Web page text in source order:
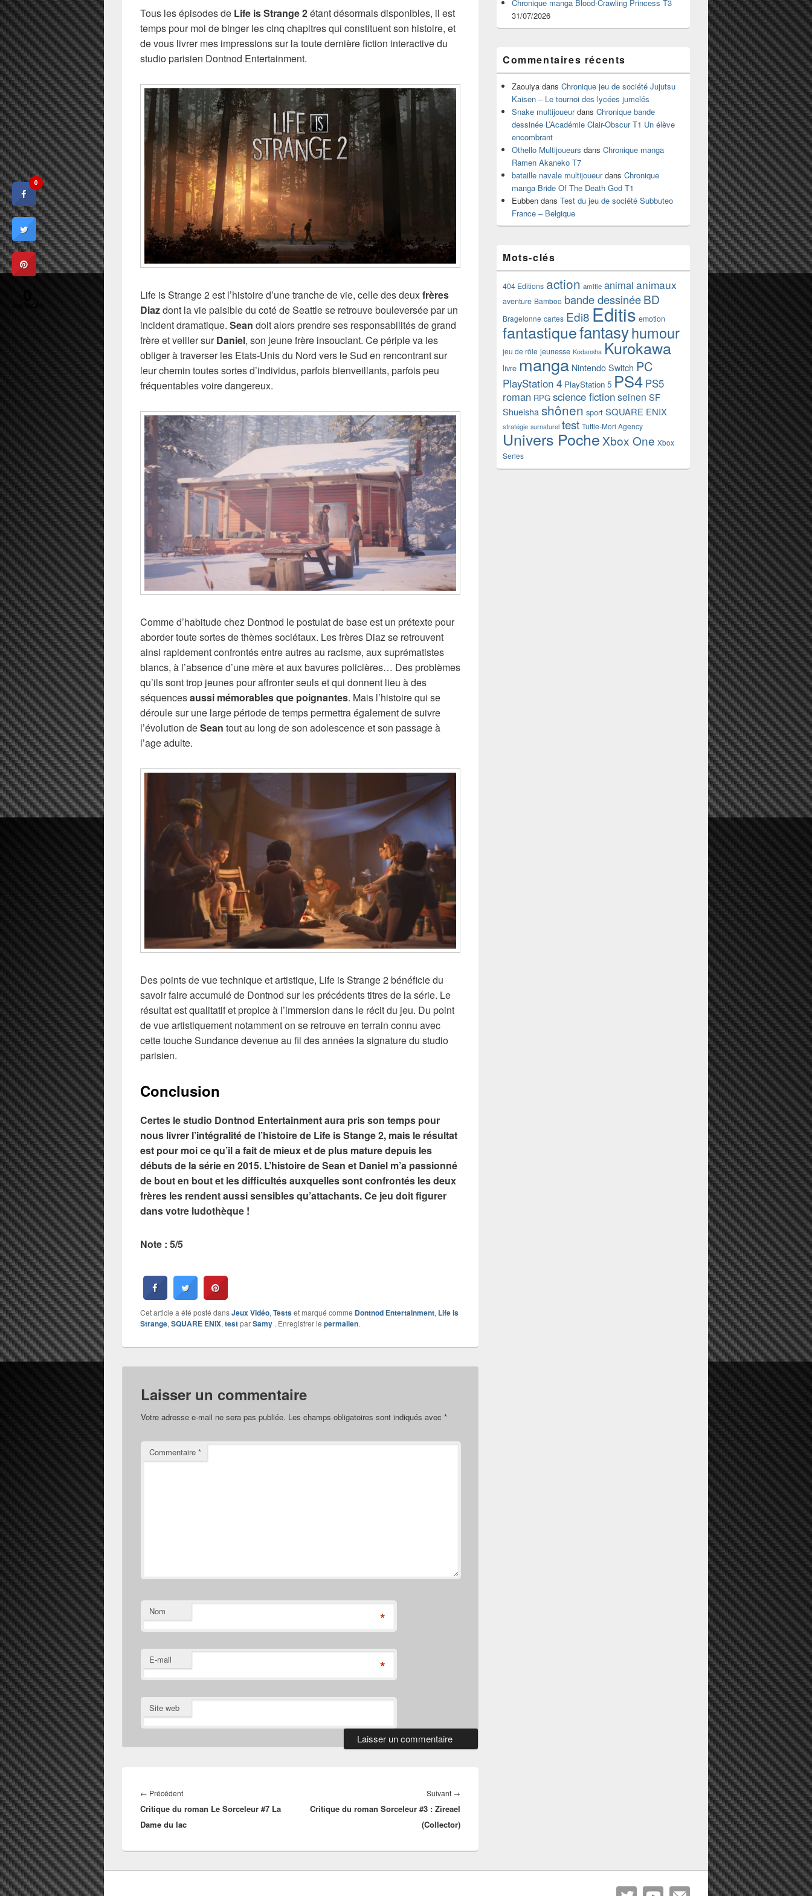
Tous les épisodes de Life is Strange 2étant désormais disponibles, il est
temps pour moi de binger les cinq chapitres qui constituent son histoire, et
de vous livrer mes impressions sur la toute dernière fiction interactive du
studio parisien Dontnod Entertainment.
Life is Strange 2 est l’histoire d’une tranche de vie, celle des deuxfrères
Diazdont la vie paisible du coté de Seattle se retrouve bouleversée par un
incident dramatique. Sean doit alors prendre ses responsabilités de grand
frère et veiller surDaniel, son jeune frère insouciant. Ce périple va les
obliger à traverser les Etats-Unis du Nord vers le Sud en rencontrant sur
leur chemin toutes sortes d’individus, parfois bienveillants, parfois peu
fréquentables voire dangereux.
Comme d’habitude chez Dontnod le postulat de base est un prétexte pour
aborder toute sortes de thèmes sociétaux. Les frères Diaz se retrouvent
ainsi rapidement confrontés entre autres au racisme, aux suprématistes
blancs, à l’absence d’une mère et aux bavures policières… Des problèmes
qu’ils sont trop jeunes pour affronter seuls et qui donnent lieu à des
séquencesaussi mémorables que poignantes. Mais l’histoire qui se
déroule sur une large période de temps permettra également de suivre
l’évolution deSean tout au long de son adolescence et son passage à
l’age adulte.
Des points de vue technique et artistique, Life is Strange 2 bénéficie du
savoir faire accumulé de Dontnod sur les précédents titres de la série. Le
résultat est qualitatif et propice à l’immersion dans le récit du jeu. Du point
de vue artistiquement notamment on se retrouve en terrain connu avec
cette touche Sundance devenue au fil des années la signature du studio
parisien.
Conclusion
Certes le studio Dontnod Entertainment aura pris son temps pour
nous livrer l’intégralité de l’histoire de Life is Stange 2, mais le résultat
est pour moi ce qu’il a fait de mieux et de plus mature depuis les
débuts de la série en 2015. L’histoire de Sean et Daniel m’a passionné
de bout en bout et les difficultés auxquelles sont confrontés les deux
frères les rendent aussi sensibles qu’attachants. Ce jeu doit figurer
dans votre ludothèque !
Note : 5/5
Cet article a été posté dansJeux Vidéo, Testset marqué comme Dontnod Entertainment, Life is
Strange, SQUARE ENIX, testparSamy . Enregistrer le permalien.
Laisser un commentaire
Votre adresse e-mail ne sera pas publiée. Les champs obligatoires sont indiqués avec *
Commentaire *
Nom *
E-mail *
Site web
de
l’article
← PrécédentArticle
précédent :
Critique du roman Le Sorceleur #7 La
Dame du lac
Suivant →
Critique du roman Sorceleur #3 : Zireael
(Collector)
Chronique manga Blood-Crawling Princess T3
31/07/2026
Commentaires récents
Zaouiya dans Chronique jeu de société Jujutsu
Kaisen – Le tournoi des lycées jumelés
Snake multijoueurdans Chronique bande
dessinée L’Académie Clair-Obscur T1 Un élève
encombrant
Othello Multijoueurs dans Chronique manga
Ramen Akaneko T7
bataille navale multijoueurdans Chronique
manga Bride Of The Death God T1
Eubben dans Test du jeu de société Subbuteo
France – Belgique
Mots-clés
404 Editions action amitie animal animaux
aventure Bamboo bande dessinéeBD
Bragelonne cartes Edi8 Editis emotion
fantastiquefantasyhumour
jeu de rôle jeunesse Kodansha Kurokawa
livre manga Nintendo Switch PC
PlayStation 4 PlayStation 5 PS4 PS5
roman RPG science fictionseinen SF
Shueisha shônen sport SQUARE ENIX
stratégie surnaturel test Tuttle-Mori Agency
Univers Poche Xbox One Xbox
Series
0
PARTAGES